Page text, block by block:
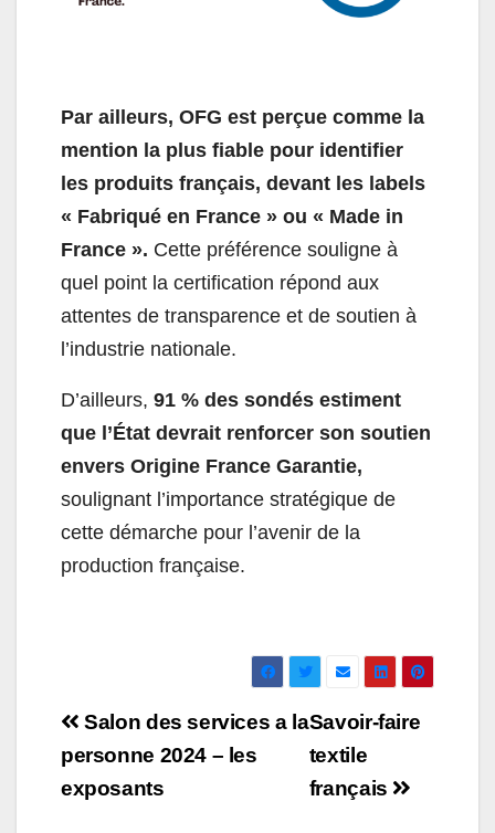
Par ailleurs, OFG est perçue comme la
mention la plus fiable pour identifier
les produits français, devant les labels
« Fabriqué en France » ou « Made in
France ». Cette préférence souligne à
quel point la certification répond aux
attentes de transparence et de soutien à
l’industrie nationale.
D’ailleurs, 91 % des sondés estiment
que l’État devrait renforcer son soutien
envers Origine France Garantie,
soulignant l’importance stratégique de
cette démarche pour l’avenir de la
production française.
Navigation
de
l’article
Savoir-faire
textile
français
Salon des services a la
personne 2024 – les
exposants